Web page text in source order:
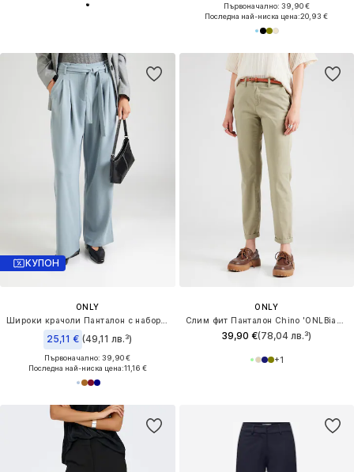
Първоначално: 39,90 €
Последна най-ниска цена:20,93 €
КУПОН
ONLY
25,11 € (49,11 лв.³)
Първоначално: 39,90 €
Последна най-ниска цена:11,16 €
ONLY
39,90 €(78,04 лв.³)
+1